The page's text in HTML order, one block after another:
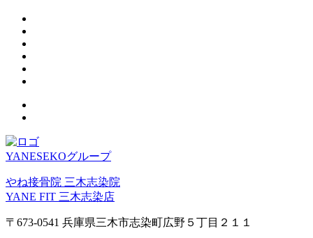
YANESEKOグループ
やね接骨院 三木志染院
YANE FIT 三木志染店
〒673-0541 兵庫県三木市志染町広野５丁目２１１